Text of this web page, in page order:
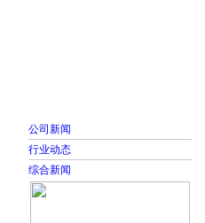
公司新闻
行业动态
综合新闻